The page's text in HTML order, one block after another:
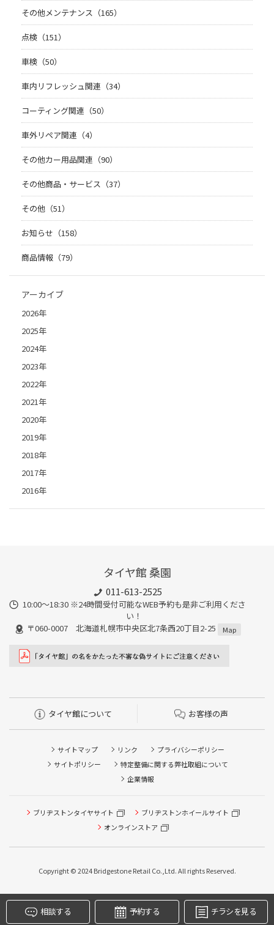
その他メンテナンス（165）
点検（151）
車検（50）
車内リフレッシュ関連（34）
コーティング関連（50）
車外リペア関連（4）
その他カー用品関連（90）
その他商品・サービス（37）
その他（51）
お知らせ（158）
商品情報（79）
アーカイブ
2026年
2025年
2024年
2023年
2022年
2021年
2020年
2019年
2018年
2017年
2016年
タイヤ館 桑園
011-613-2525
10:00～18:30 ※24時間受付可能なWEB予約も是非ご利用くださ
い！
〒060-0007 北海道札幌市中央区北7条西20丁目2-25
Map
タイヤ館について お客様の声
サイトマップ リンク
プライバシーポリシー
サイトポリシー
特定整備に関する弊社取組について
企業情報
ブリヂストンタイヤサイト
ブリヂストンホイールサイト
オンラインストア
Copyright © 2024 Bridgestone Retail Co.,Ltd. All rights Reserved.
相談する 予約する チラシを見る
タイヤ点検・安全点検/タイヤ履き替え/オイル交換/その他
ピット作業の予約
本日のタイヤ履き替え順番待ち予約 ※クローク契約会員の